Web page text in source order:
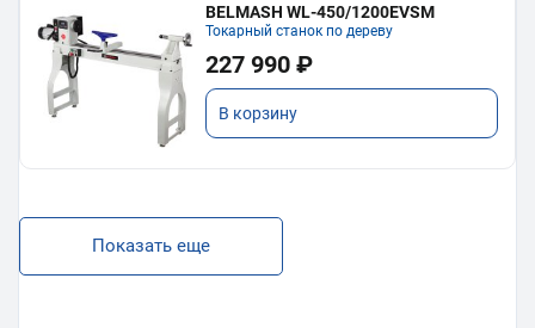
BELMASH WL-450/1200EVSM
Токарный станок по дереву
227 990 ₽
В корзину
Показать еще